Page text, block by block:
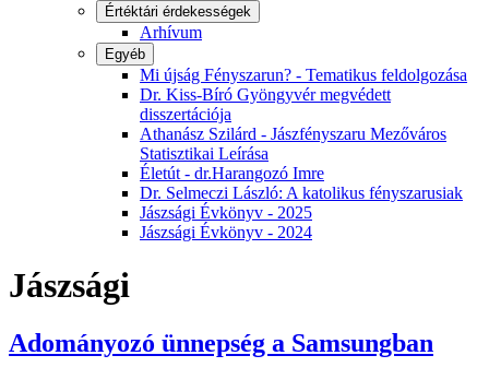
Értéktári érdekességek
Arhívum
Egyéb
Mi újság Fényszarun? - Tematikus feldolgozása
Dr. Kiss-Bíró Gyöngyvér megvédett
disszertációja
Athanász Szilárd - Jászfényszaru Mezőváros
Statisztikai Leírása
Életút - dr.Harangozó Imre
Dr. Selmeczi László: A katolikus fényszarusiak
Jászsági Évkönyv - 2025
Jászsági Évkönyv - 2024
Jászsági
Adományozó ünnepség a Samsungban